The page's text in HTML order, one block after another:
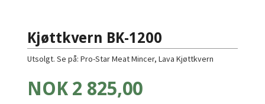
Kjøttkvern BK-1200
Utsolgt. Se på: Pro-Star Meat Mincer, Lava Kjøttkvern
Pris
NOK 2 825,00